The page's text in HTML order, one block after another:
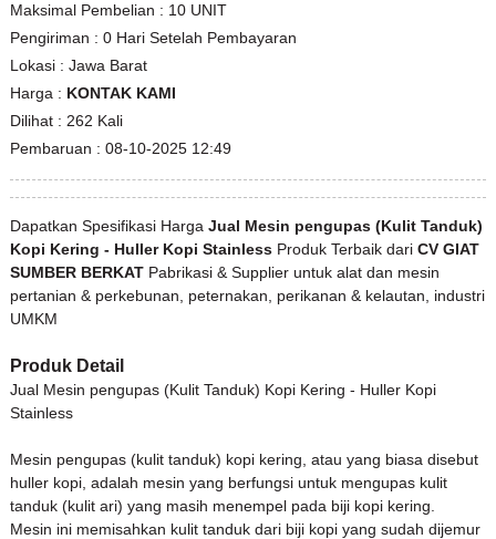
Maksimal Pembelian : 10 UNIT
Pengiriman : 0 Hari Setelah Pembayaran
Lokasi : Jawa Barat
Harga : KONTAK KAMI
Dilihat : 262 Kali
Pembaruan : 08-10-2025 12:49
Dapatkan Spesifikasi Harga Jual Mesin pengupas (Kulit Tanduk)
Kopi Kering - Huller Kopi StainlessProduk Terbaik dari CV GIAT
SUMBER BERKATPabrikasi & Supplier untuk alat dan mesin
pertanian & perkebunan, peternakan, perikanan & kelautan, industri
UMKM
Produk Detail
Jual Mesin pengupas (Kulit Tanduk) Kopi Kering - Huller Kopi
Stainless
Mesin pengupas (kulit tanduk) kopi kering, atau yang biasa disebut
huller kopi, adalah mesin yang berfungsi untuk mengupas kulit
tanduk (kulit ari) yang masih menempel pada biji kopi kering.
Mesin ini memisahkan kulit tanduk dari biji kopi yang sudah dijemur